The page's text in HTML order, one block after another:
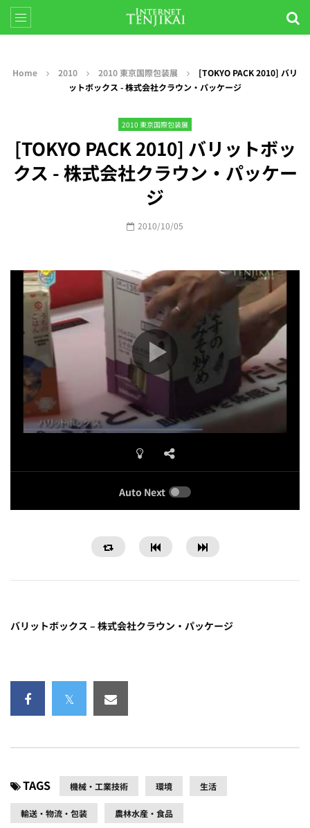
Home 2010 2010 東京国際包装展
[TOKYO PACK 2010] バリ
ットボックス - 株式会社クラウン・パッケージ
2010 東京国際包装展
[TOKYO PACK 2010] バリットボッ
クス - 株式会社クラウン・パッケー
ジ
2010/10/05
Auto Next
バリットボックス – 株式会社クラウン・パッケージ
TAGS 機械・工業技術 環境 生活
輸送・物流・包装 農林水産・食品